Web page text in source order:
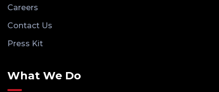
Careers
Contact Us
Press Kit
What We Do